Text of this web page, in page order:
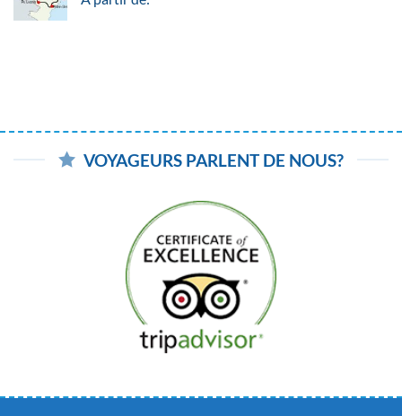
VOYAGEURS PARLENT DE NOUS?